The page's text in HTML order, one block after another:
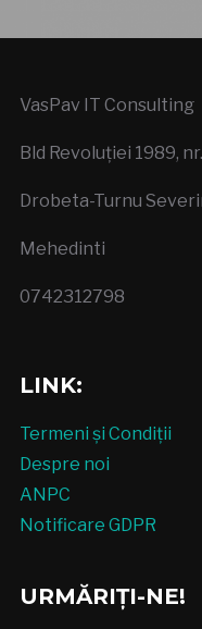
VasPav IT Consulting
Bld Revoluției 1989,
Drobeta-Turnu
Mehedinti
0742312798
LINK:
Termeni și Condiții
Despre noi
ANPC
Notificare GDPR
URMĂRIȚI-NE!